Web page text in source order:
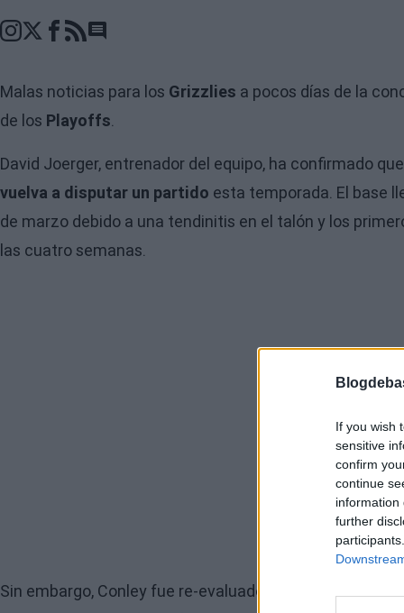
If you wish
sensitive
confirm
continue
information
further
Go to comments seciton
Malas noticias para los Grizzlies a pocos días de la
de los Playoffs.
David Joerger, entrenador del equipo, ha confirmado que
vuelva a disputar un partido esta temporada. El base
de marzo debido a una tendinitis en el talón y los
las cuatro semanas.
Sin embargo, Conley fue re-evaluado el fin de semana